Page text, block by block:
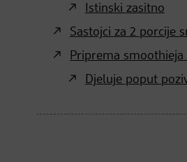
Istinski zasitno
Sastojci za 2 porcije
Priprema
Djeluje poput